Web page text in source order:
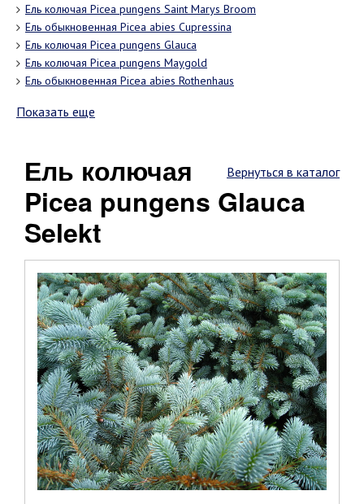
Ель колючая Picea pungens Saint Marys Broom
Ель обыкновенная Picea abies Cupressina
Ель колючая Picea pungens Glauca
Ель колючая Picea pungens Maygold
Ель обыкновенная Picea abies Rothenhaus
Показать еще
Вернуться в каталог
Ель колючая
Picea pungens Glauca
Selekt